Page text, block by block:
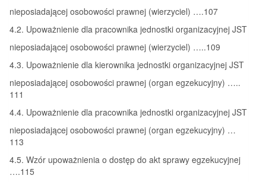
nieposiadającej osobowości prawnej (wierzyciel) ….107
4.2. Upoważnienie dla pracownika jednostki organizacyjnej JST
nieposiadającej osobowości prawnej (wierzyciel) …..109
4.3. Upoważnienie dla kierownika jednostki organizacyjnej JST
nieposiadającej osobowości prawnej (organ egzekucyjny) …..
111
4.4. Upoważnienie dla pracownika jednostki organizacyjnej JST
nieposiadającej osobowości prawnej (organ egzekucyjny) …
113
4.5. Wzór upoważnienia o dostęp do akt sprawy egzekucyjnej
….115